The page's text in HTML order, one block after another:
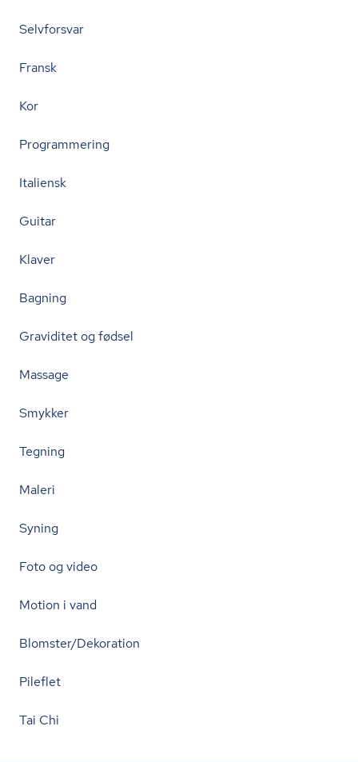
Selvforsvar
Fransk
Kor
Programmering
Italiensk
Guitar
Klaver
Bagning
Graviditet og fødsel
Massage
Smykker
Tegning
Maleri
Syning
Foto og video
Motion i vand
Blomster/Dekoration
Pileflet
Tai Chi